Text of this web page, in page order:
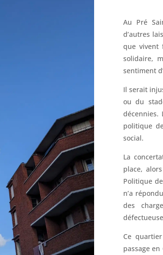
Au Pré
d’autres
que vivent
solidaire,
sentiment
Il serait
ou du
politique
social.
La
place,
Politique
n’a
des
Ce
passage